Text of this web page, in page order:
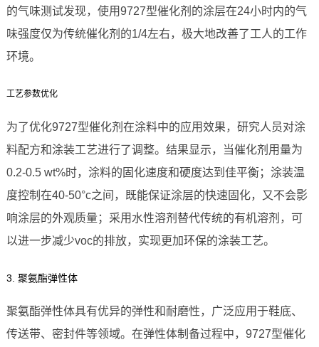
的气味测试发现，使用9727型催化剂的涂层在24小时内的气
味强度仅为传统催化剂的1/4左右，极大地改善了工人的工作
环境。
工艺参数优化
为了优化9727型催化剂在涂料中的应用效果，研究人员对涂
料配方和涂装工艺进行了调整。结果显示，当催化剂用量为
0.2-0.5 wt%时，涂料的固化速度和硬度达到佳平衡；涂装温
度控制在40-50°c之间，既能保证涂层的快速固化，又不会影
响涂层的外观质量；采用水性溶剂替代传统的有机溶剂，可
以进一步减少voc的排放，实现更加环保的涂装工艺。
3. 聚氨酯弹性体
聚氨酯弹性体具有优异的弹性和耐磨性，广泛应用于鞋底、
传送带、密封件等领域。在弹性体制备过程中，9727型催化